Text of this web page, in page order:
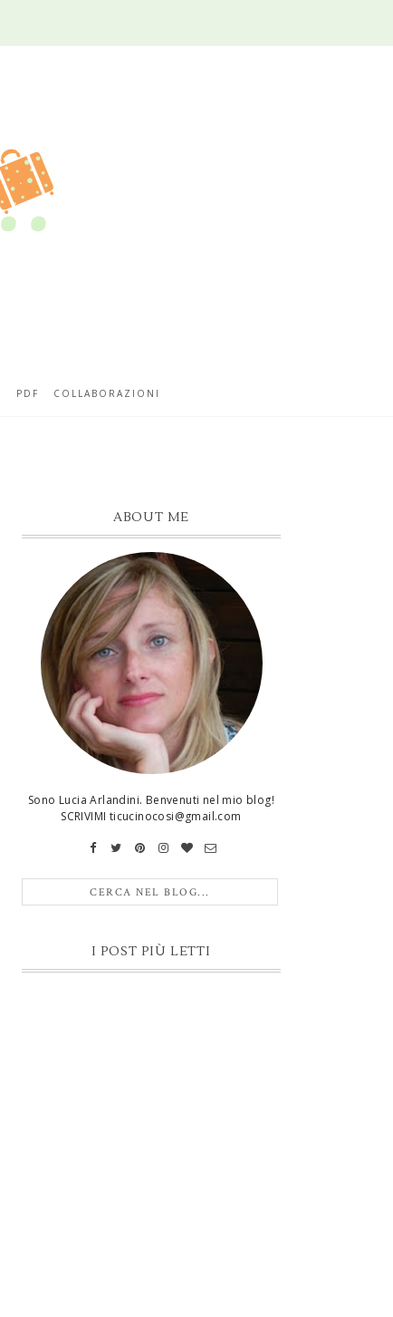
PDF COLLABORAZIONI
ABOUT ME
Sono Lucia Arlandini. Benvenuti nel mio blog!
SCRIVIMI ticucinocosi@gmail.com
I POST PIÙ LETTI